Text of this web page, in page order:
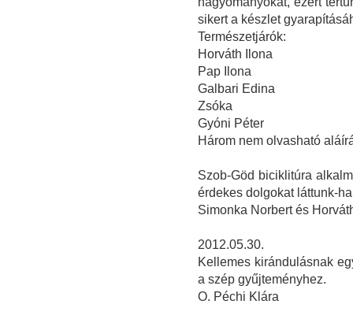
sikert a készlet
Természetjárók:
Horváth Ilona
Pap Ilona
Galbari Edina
Zsóka
Gyóni Péter
Három nem olvasható
Szob-Göd biciklitúra
érdekes dolgokat láttunk-
Simonka Norbert és
2012.05.30.
Kellemes kirándulásnak
a szép gyűjteményhez.
O. Péchi Klára